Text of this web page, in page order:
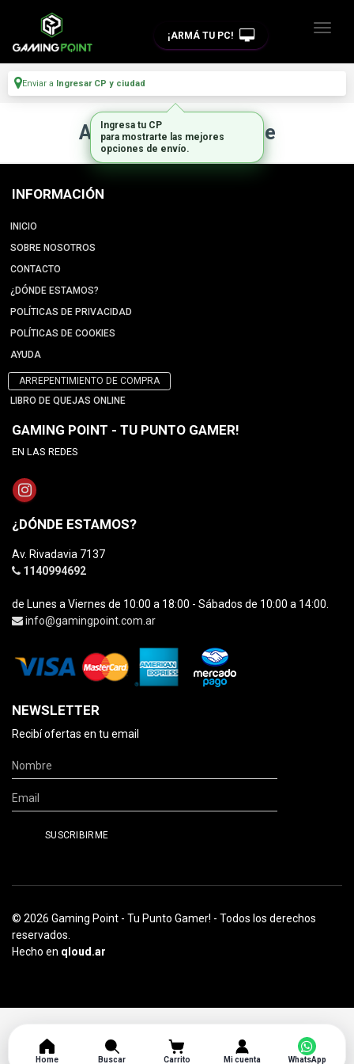
¡ARMÁ TU PC!
Enviar a Ingresar CP y ciudad
Artículo no disponible
INFORMACIÓN
INICIO
SOBRE NOSOTROS
CONTACTO
¿DÓNDE ESTAMOS?
POLÍTICAS DE PRIVACIDAD
POLÍTICAS DE COOKIES
AYUDA
ARREPENTIMIENTO DE COMPRA
LIBRO DE QUEJAS ONLINE
GAMING POINT - TU PUNTO GAMER!
EN LAS REDES
¿DÓNDE ESTAMOS?
Av. Rivadavia 7137
1140994692
de Lunes a Viernes de 10:00 a 18:00 - Sábados de 10:00 a 14:00.
info@gamingpoint.com.ar
NEWSLETTER
Recibí ofertas en tu email
© 2026 Gaming Point - Tu Punto Gamer! - Todos los derechos
reservados.
Hecho en qloud.ar
Home Buscar Carrito Mi cuenta
Ingresa tu CP
para mostrarte las mejores
opciones de envío.